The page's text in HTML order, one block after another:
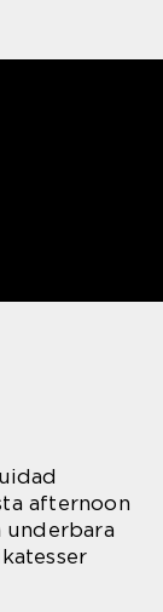
afternoon
underbara